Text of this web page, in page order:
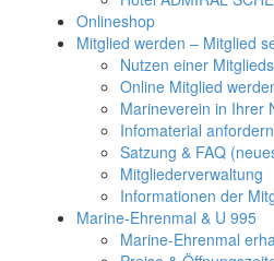
Onlineshop
Mitglied werden – Mitglied
Nutzen einer
Online Mitglied
Marineverein in Ihrer
Infomaterial anfordern
Satzung & FAQ
Mitgliederverwaltung
Informationen der
Marine-Ehrenmal & U 995
Marine-Ehrenmal